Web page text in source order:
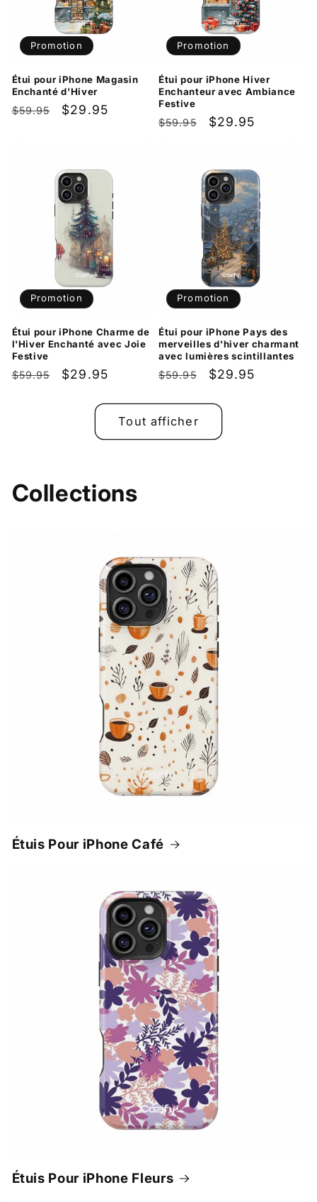
Promotion
Étui pour iPhone Magasin
Enchanté d'Hiver
Prix
$59.95
Prix
$29.95
Promotion
Étui pour iPhone Hiver
Enchanteur avec Ambiance
Festive
Prix
$59.95
Prix
$29.95
Promotion
Étui pour iPhone Charme de
l'Hiver Enchanté avec Joie
Festive
Prix
$59.95
Prix
$29.95
Promotion
Étui pour iPhone Pays des
merveilles d'hiver charmant
avec lumières scintillantes
Prix
$59.95
Prix
$29.95
Tout afficher
Collections
Étuis Pour iPhone Café
Étuis Pour iPhone Fleurs